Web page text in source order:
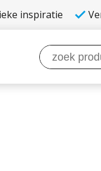
inspiratie
Zoeken
naar: